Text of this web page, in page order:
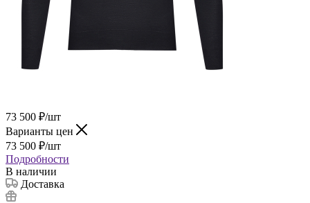
73 500 ₽/шт
Варианты цен
73 500 ₽/шт
Подробности
В наличии
Доставка